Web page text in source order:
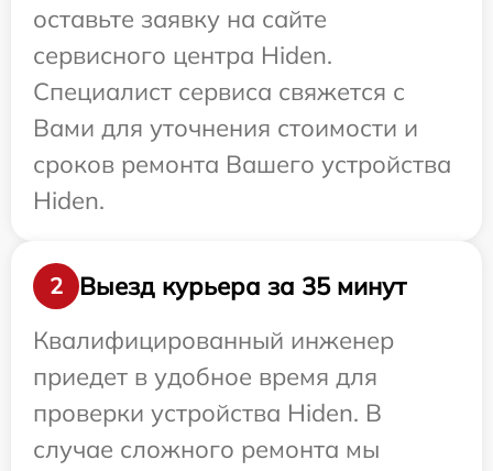
оставьте заявку на сайте
сервисного центра Hiden.
Специалист сервиса свяжется с
Вами для уточнения стоимости и
сроков ремонта Вашего устройства
Hiden.
2
Выезд курьера за 35 минут
Квалифицированный инженер
приедет в удобное время для
проверки устройства Hiden. В
случае сложного ремонта мы